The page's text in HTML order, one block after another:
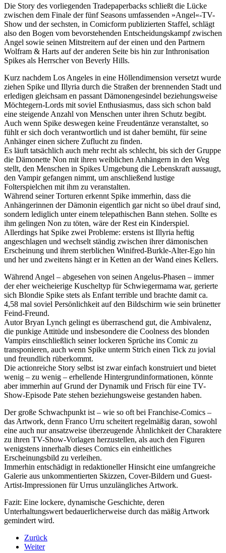
Die Story des vorliegenden Tradepaperbacks schließt die Lücke
zwischen dem Finale der fünf Seasons umfassenden »Angel«-TV-
Show und der sechsten, in Comicform publizierten Staffel, schlägt
also den Bogen vom bevorstehenden Entscheidungskampf zwischen
Angel sowie seinen Mitstreitern auf der einen und den Partnern
Wolfram & Harts auf der anderen Seite bis hin zur Inthronisation
Spikes als Herrscher von Beverly Hills.
Kurz nachdem Los Angeles in eine Höllendimension versetzt wurde
ziehen Spike und Illyria durch die Straßen der brennenden Stadt und
erledigen gleichsam en passant Dämonengesindel beziehungsweise
Möchtegern-Lords mit soviel Enthusiasmus, dass sich schon bald
eine steigende Anzahl von Menschen unter ihren Schutz begibt.
Auch wenn Spike deswegen keine Freudentänze veranstaltet, so
fühlt er sich doch verantwortlich und ist daher bemüht, für seine
Anhänger einen sichere Zuflucht zu finden.
Es läuft tatsächlich auch mehr recht als schlecht, bis sich der Gruppe
die Dämonette Non mit ihren weiblichen Anhängern in den Weg
stellt, den Menschen in Spikes Umgebung die Lebenskraft aussaugt,
den Vampir gefangen nimmt, um anschließend lustige
Folterspielchen mit ihm zu veranstalten.
Während seiner Torturen erkennt Spike immerhin, dass die
Anhängerinnen der Dämonin eigentlich gar nicht so übel drauf sind,
sondern lediglich unter einem telepathischen Bann stehen. Sollte es
ihm gelingen Non zu töten, wäre der Rest ein Kinderspiel.
Allerdings hat Spike zwei Probleme: erstens ist Illyria heftig
angeschlagen und wechselt ständig zwischen ihrer dämonischen
Erscheinung und ihrem sterblichen Winifred-Burkle-Alter-Ego hin
und her und zweitens hängt er in Ketten an der Wand eines Kellers.
Während Angel – abgesehen von seinen Angelus-Phasen – immer
der eher weicheierige Kuscheltyp für Schwiegermama war, gerierte
sich Blondie Spike stets als Enfant terrible und brachte damit ca.
4,58 mal soviel Persönlichkeit auf den Bildschirm wie sein brünetter
Feind-Freund.
Autor Bryan Lynch gelingt es überraschend gut, die Ambivalenz,
die punkige Attitüde und insbesondere die Coolness des blonden
Vampirs einschließlich seiner lockeren Sprüche ins Comic zu
transponieren, auch wenn Spike unterm Strich einen Tick zu jovial
und freundlich rüberkommt.
Die actionreiche Story selbst ist zwar einfach konstruiert und bietet
wenig – zu wenig – erhellende Hintergrundinformationen, könnte
aber immerhin auf Grund der Dynamik und Frisch für eine TV-
Show-Episode Pate stehen beziehungsweise gestanden haben.
Der große Schwachpunkt ist – wie so oft bei Franchise-Comics –
das Artwork, denn Franco Urru scheitert regelmäßig daran, sowohl
eine auch nur ansatzweise überzeugende Ähnlichkeit der Charaktere
zu ihren TV-Show-Vorlagen herzustellen, als auch den Figuren
wenigstens innerhalb dieses Comics ein einheitliches
Erscheinungsbild zu verleihen.
Immerhin entschädigt in redaktioneller Hinsicht eine umfangreiche
Galerie aus unkommentierten Skizzen, Cover-Bildern und Guest-
Artist-Impressionen für Urrus unzulängliches Artwork.
Fazit: Eine lockere, dynamische Geschichte, deren
Unterhaltungswert bedauerlicherweise durch das mäßig Artwork
gemindert wird.
Zurück
Weiter